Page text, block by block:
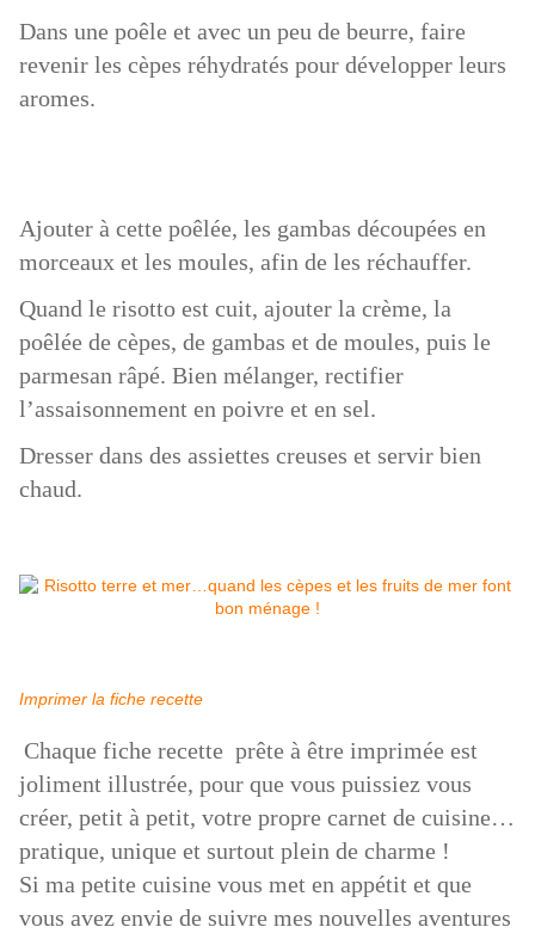
Dans une poêle et avec un peu de beurre, faire
revenir les cèpes réhydratés pour développer leurs
aromes.
Ajouter à cette poêlée, les gambas découpées en
morceaux et les moules, afin de les réchauffer.
Quand le risotto est cuit, ajouter la crème, la
poêlée de cèpes, de gambas et de moules, puis le
parmesan râpé. Bien mélanger, rectifier
l’assaisonnement en poivre et en sel.
Dresser dans des assiettes creuses et servir bien
chaud.
Imprimer la fiche recette
Chaque fiche recette prête à être imprimée est
joliment illustrée, pour que vous puissiez vous
créer, petit à petit, votre propre carnet de cuisine…
pratique, unique et surtout plein de charme !
Si ma petite cuisine vous met en appétit et que
vous avez envie de suivre mes nouvelles aventures